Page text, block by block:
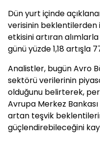
Dün yurt içinde
verisinin beklentilerden
etkisini artıran
günü yüzde 1,18 artışla
Analistler, bugün Avro
sektörü verilerinin
olduğunu belirterek,
Avrupa Merkez
artan teşvik
güçlendirebileceğini